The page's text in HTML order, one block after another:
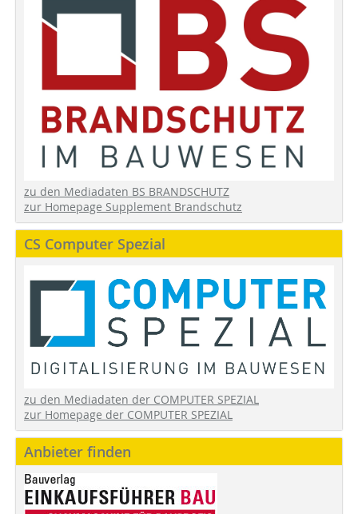
zu den Mediadaten BS BRANDSCHUTZ
zur Homepage Supplement Brandschutz
CS Computer Spezial
zu den Mediadaten der COMPUTER SPEZIAL
zur Homepage der COMPUTER SPEZIAL
Anbieter finden